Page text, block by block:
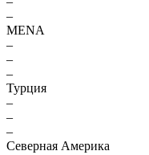
–
MENA
–
–
–
Турция
–
–
–
Северная Америка